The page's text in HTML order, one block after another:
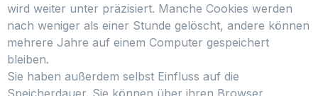
wird weiter unter präzisiert. Manche Cookies werden
nach weniger als einer Stunde gelöscht, andere können
mehrere Jahre auf einem Computer gespeichert
bleiben.
Sie haben außerdem selbst Einfluss auf die